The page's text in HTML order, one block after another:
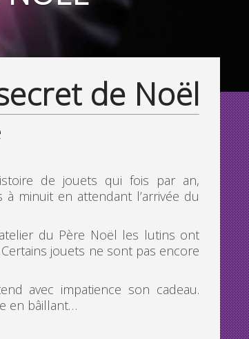
de Noël
de jouets qui fois par an,
minuit en attendant l’arrivée du
du Père Noël les lutins ont
jouets ne sont pas encore
avec impatience son cadeau.
en bâillant…